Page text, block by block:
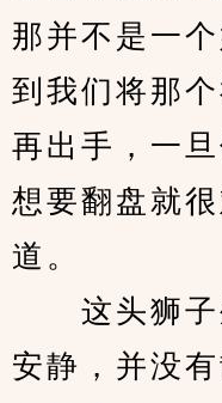
那并不是一
到我们将那
再出手，一
想要翻盘就
道。
这头狮子
安静，并没